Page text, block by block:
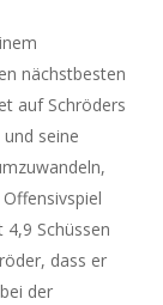
nächstbesten
auf Schröders
seine
Schüssen
dass er
der